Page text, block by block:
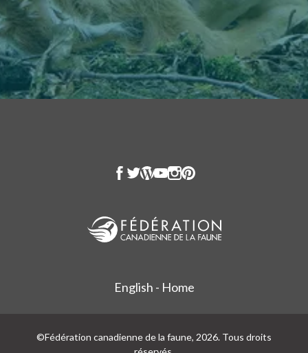
English - Home
©Fédération canadienne de la faune, 2026. Tous droits